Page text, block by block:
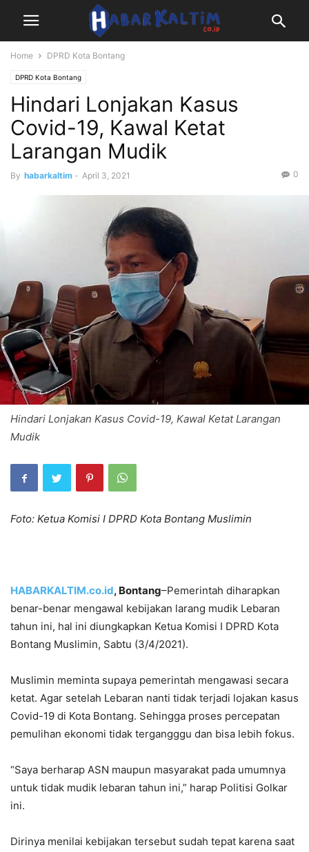
Home DPRD Kota Bontang
DPRD Kota Bontang
Hindari Lonjakan Kasus
Covid-19, Kawal Ketat
Larangan Mudik
By habarkaltim - April 3, 2021 0
Hindari Lonjakan Kasus Covid-19, Kawal Ketat Larangan
Mudik
Foto: Ketua Komisi I DPRD Kota Bontang Muslimin
HABARKALTIM.co.id, Bontang–Pemerintah diharapkan
benar-benar mengawal kebijakan larang mudik Lebaran
tahun ini, hal ini diungkapkan Ketua Komisi I DPRD Kota
Bontang Muslimin, Sabtu (3/4/2021).
Muslimin meminta supaya pemerintah mengawasi secara
ketat. Agar setelah Lebaran nanti tidak terjadi lojakan kasus
Covid-19 di Kota Bontang. Sehingga proses percepatan
pemulihan ekonomi tidak tergangggu dan bisa lebih fokus.
“Saya berharap ASN maupun masyarakat pada umumnya
untuk tidak mudik lebaran tahun ini,” harap Politisi Golkar
ini.
Dirinya menilai kebijakan tersebut sudah tepat karena saat